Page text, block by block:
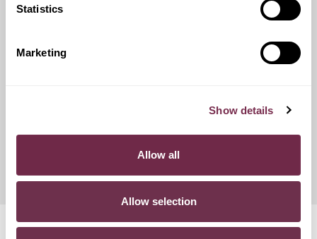
Statistics
Marketing
Show details
Allow all
Allow selection
anche con pneumatici termici (se montabili sui cerchi in
dotazione), o in alternativa, qualora fosse possibile, con
l'importo del canone mensile di noleggio.
Domande frequenti